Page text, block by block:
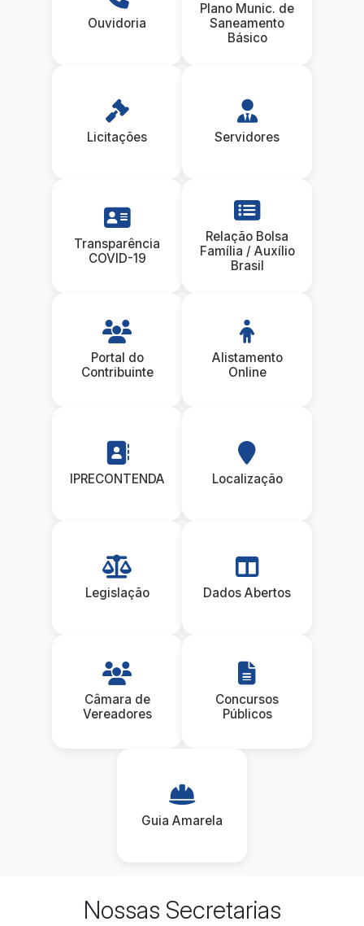
Ouvidoria
Plano Munic. de
Saneamento
Básico
Licitações Servidores
Transparência
COVID-19
Relação Bolsa
Família / Auxílio
Brasil
Portal do
Contribuinte
Alistamento
Online
IPRECONTENDA Localização
Legislação Dados Abertos
Câmara de
Vereadores
Concursos
Públicos
Guia Amarela
Nossas Secretarias